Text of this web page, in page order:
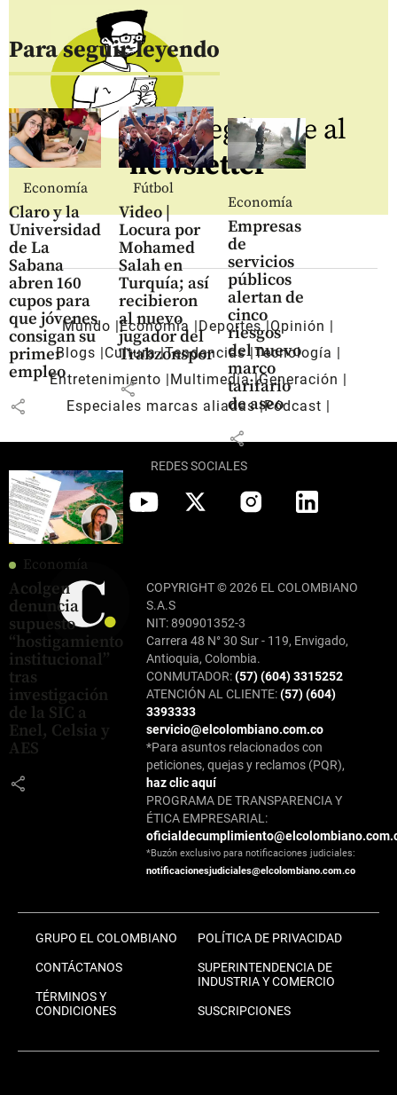
Para seguir leyendo
Economía
Claro y la
Universidad
de La
Sabana
abren 160
cupos para
que jóvenes
consigan su
primer
empleo
share
Fútbol
Video |
Locura por
Mohamed
Salah en
Turquía; así
recibieron
al nuevo
jugador del
Trabzonspor
share
Economía
Empresas
de
servicios
públicos
alertan de
cinco
riesgos
del nuevo
marco
tarifario
de aseo
share
Economía
Acolgen
denuncia
supuesto
“hostigamiento
institucional”
tras
investigación
de la SIC a
Enel, Celsia y
AES
share
Regístrate al
newsletter
Mundo Economía Deportes Opinión
Blogs
Cultura Tendencias Tecnología
Entretenimiento
Multimedia Generación
Especiales marcas aliadas Pódcast
REDES SOCIALES
COPYRIGHT © 2026 EL COLOMBIANO
S.A.S
NIT: 890901352-3
Carrera 48 N° 30 Sur - 119, Envigado,
Antioquia, Colombia.
CONMUTADOR:(57) (604) 3315252
ATENCIÓN AL CLIENTE:(57) (604)
3393333
servicio@elcolombiano.com.co
*Para asuntos relacionados con
peticiones, quejas y reclamos (PQR),
haz clic aquí
PROGRAMA DE TRANSPARENCIA Y
ÉTICA EMPRESARIAL:
*Buzón exclusivo para notificaciones judiciales:
notificacionesjudiciales@elcolombiano.com.co
GRUPO EL COLOMBIANO
CONTÁCTANOS
TÉRMINOS Y
CONDICIONES
POLÍTICA DE PRIVACIDAD
SUPERINTENDENCIA DE
INDUSTRIA Y COMERCIO
SUSCRIPCIONES